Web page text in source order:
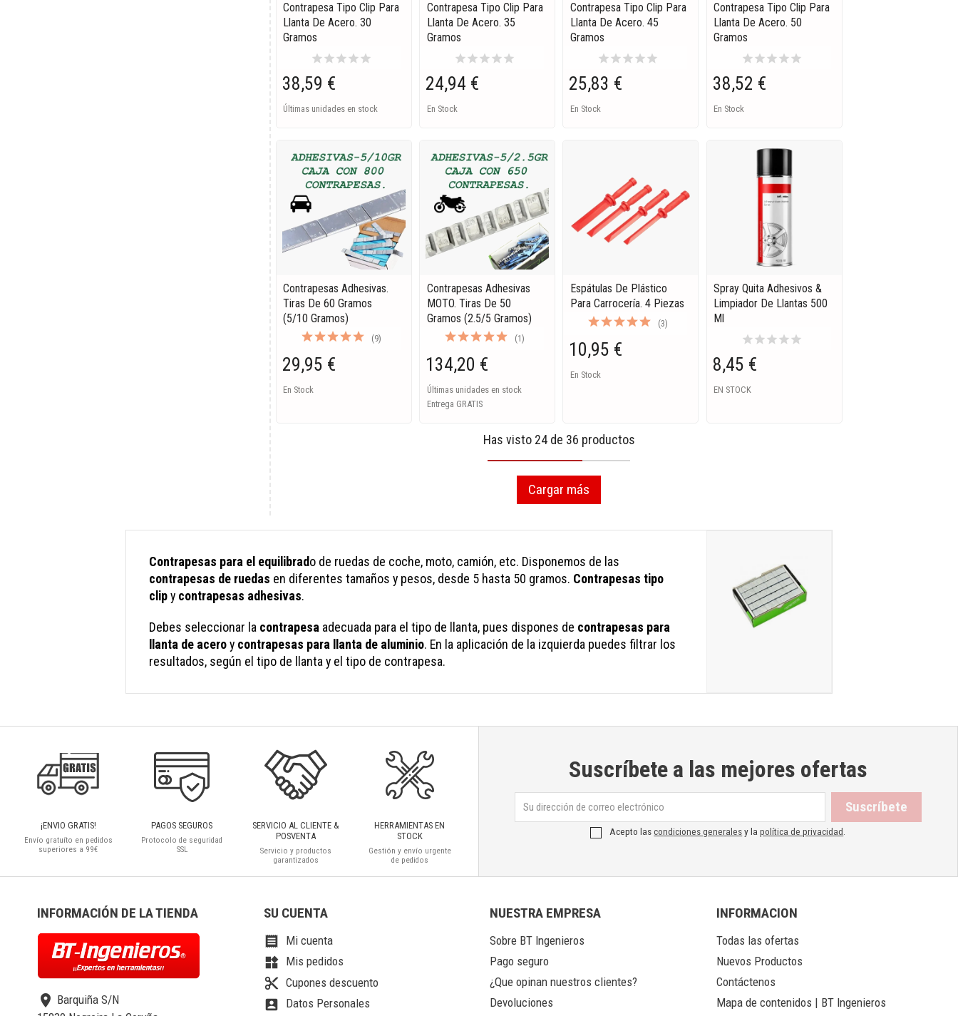
Contrapesa Tipo Clip Para
Llanta De Acero. 30
Gramos
starstarstarstarstar
38,59 €
Últimas unidades en stock
Contrapesa Tipo Clip Para
Llanta De Acero. 35
Gramos
starstarstarstarstar
24,94 €
En Stock
Contrapesa Tipo Clip Para
Llanta De Acero. 45
Gramos
starstarstarstarstar
25,83 €
En Stock
Contrapesa Tipo Clip Para
Llanta De Acero. 50
Gramos
starstarstarstarstar
38,52 €
En Stock
Contrapesas Adhesivas.
Tiras De 60 Gramos
(5/10 Gramos)
(9)
29,95 €
En Stock
Contrapesas Adhesivas
MOTO. Tiras De 50
Gramos (2.5/5 Gramos)
(1)
134,20 €
Últimas unidades en stock
Entrega GRATIS
Espátulas De Plástico
Para Carrocería. 4 Piezas
(3)
10,95 €
En Stock
Spray Quita Adhesivos &
Limpiador De Llantas 500
Ml
starstarstarstarstar
8,45 €
EN STOCK
Has visto 24 de 36 productos
Cargar más
Contrapesas para el equilibrado de ruedas de coche, moto, camión, etc. Disponemos de las
contrapesas de ruedas en diferentes tamaños y pesos, desde 5 hasta 50 gramos. Contrapesas tipo
clipy contrapesas adhesivas.
Debes seleccionar la contrapesa adecuada para el tipo de llanta, pues dispones de contrapesas para
llanta de aceroy contrapesas para llanta de aluminio. En la aplicación de la izquierda puedes filtrar los
resultados, según el tipo de llanta y el tipo de contrapesa.
¡ENVIO GRATIS!
Envío gratuíto en pedidos
superiores a 99€
PAGOS SEGUROS
Protocolo de seguridad
SSL
SERVICIO AL CLIENTE &
POSVENTA
Servicio y productos
garantizados
HERRAMIENTAS EN
STOCK
Gestión y envío urgente
de pedidos
Suscríbete a las mejores ofertas
Acepto lascondiciones generalesy lapolítica de privacidad
INFORMACIÓN DE LA TIENDA
location_on Barquiña S/N
SU CUENTA
 Mi cuenta
widgets Mis pedidos
content_cut Cupones descuento
account_box Datos Personales
NUESTRA EMPRESA
Sobre BT Ingenieros
Pago seguro
¿Que opinan nuestros clientes?
Devoluciones
INFORMACION
Todas las ofertas
Nuevos Productos
Contáctenos
Mapa de contenidos | BT Ingenieros